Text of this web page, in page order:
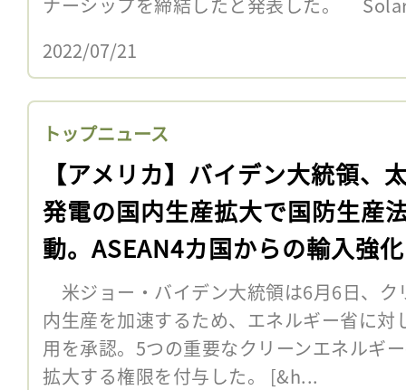
2022/07/21
トップニュース
【アメリカ】バイデン大統領、
発電の国内生産拡大で国防生産
動。ASEAN4カ国からの輸入強
米ジョー・バイデン大統領は6月6日、ク
内生産を加速するため、エネルギー省に対
用を承認。5つの重要なクリーンエネルギ
拡大する権限を付与した。 [&h...